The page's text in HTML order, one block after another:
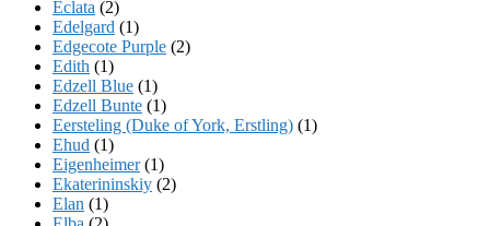
Eclata (2)
Edelgard (1)
Edgecote Purple (2)
Edith (1)
Edzell Blue (1)
Edzell Bunte (1)
Eersteling (Duke of York, Erstling) (1)
Ehud (1)
Eigenheimer(1)
Ekaterininskiy (2)
Elan (1)